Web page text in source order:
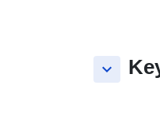
keyboard_arrow_down